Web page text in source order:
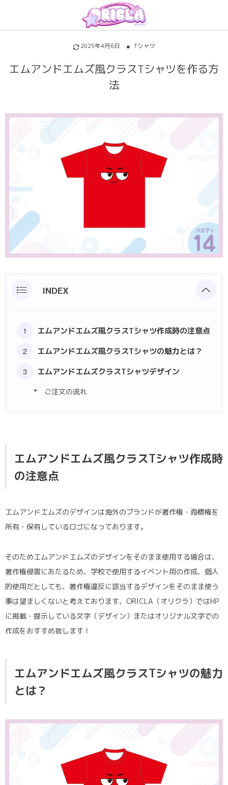
2025年4月6日 Tシャツ
エムアンドエムズ風クラスTシャツを作る方
法
INDEX
エムアンドエムズ風クラスTシャツ作成時の注意点
エムアンドエムズ風クラスTシャツの魅力とは？
エムアンドエムズ️クラスTシャツデザイン
ご注文の流れ
エムアンドエムズ風クラスTシャツ作成時
の注意点
エムアンドエムズのデザインは海外のブランドが著作権・商標権を
所有・保有しているロゴになっております。
そのためエムアンドエムズのデザインをそのまま使用する場合は、
著作権侵害にあたるため、学校で使用するイベント用の作成、個人
的使用だとしても、著作権違反に該当するデザインをそのまま使う
事は望ましくないと考えております、ORICLA（オリクラ）ではHP
に掲載・提示している文字（デザイン）またはオリジナル文字での
作成をおすすめ致します！
エムアンドエムズ風クラスTシャツの魅力
とは？
キャンセル・変更
責任をもってお届けします
バスケビブス
パロディ
パーカー・トレーナー
ポロシャツ
背番号背ネームのフォントについて